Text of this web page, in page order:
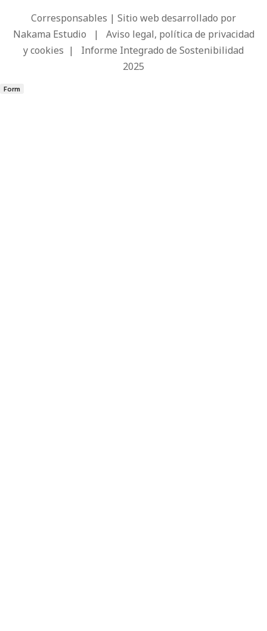
Corresponsables | Sitio web desarrollado por
Nakama Estudio | Aviso legal, política de privacidad
y cookies | Informe Integrado de Sostenibilidad
2025
Form